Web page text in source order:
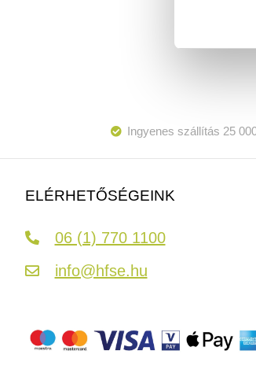
Ingyenes szállítás 25
ELÉRHETŐSÉGEINK
06 (1) 770 1100
info@hfse.hu